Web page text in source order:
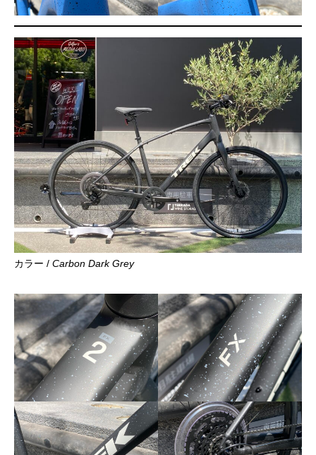
カラー / Carbon Dark Grey